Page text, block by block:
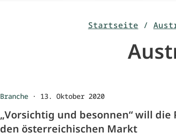
Startseite /
Branche · 13. Oktober 2020
„Vorsichtig und besonnen“ will
den österreichischen Markt